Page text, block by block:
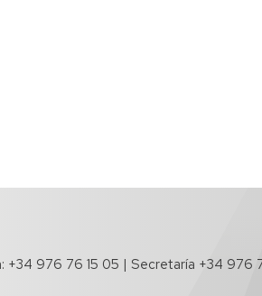
+34 976 76 15 05 | Secretaría +34 976